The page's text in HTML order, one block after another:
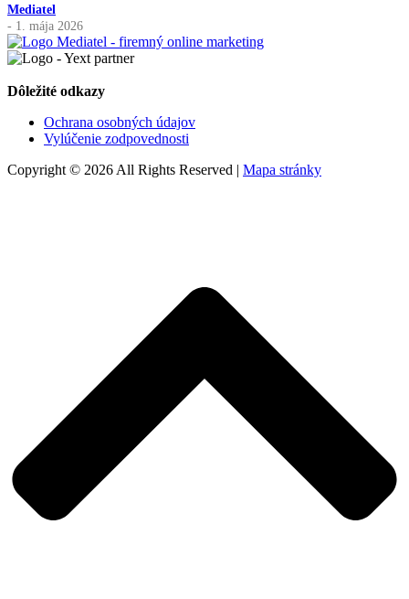
Mediatel
- 1. mája 2026
Dôležité odkazy
Ochrana osobných údajov
Vylúčenie zodpovednosti
Copyright © 2026 All Rights Reserved | Mapa stránky